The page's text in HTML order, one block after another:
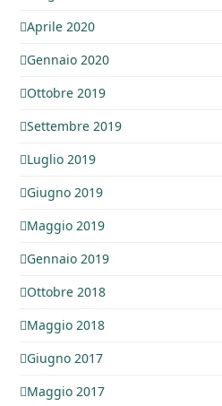
Aprile 2020
Gennaio 2020
Ottobre 2019
Settembre 2019
Luglio 2019
Giugno 2019
Maggio 2019
Gennaio 2019
Ottobre 2018
Maggio 2018
Giugno 2017
Maggio 2017